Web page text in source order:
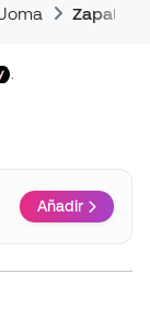
Añadir